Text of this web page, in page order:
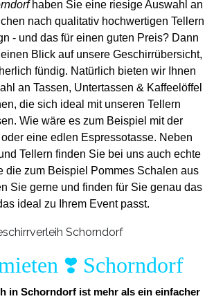
haben Sie eine riesige Auswahl an
nach qualitativ hochwertigen Tellern
- und das für einen guten Preis? Dann
Blick auf unsere Geschirrübersicht,
fündig. Natürlich bieten wir Ihnen
an Tassen, Untertassen & Kaffeelöffel
die sich ideal mit unseren Tellern
Wie wäre es zum Beispiel mit der
eine edlen Espressotasse. Neben
Tellern finden Sie bei uns auch echte
die zum Beispiel Pommes Schalen aus
Sie gerne und finden für Sie genau das
ideal zu Ihrem Event passt.
❣️ Schorndorf
in Schorndorf ist mehr als ein einfacher